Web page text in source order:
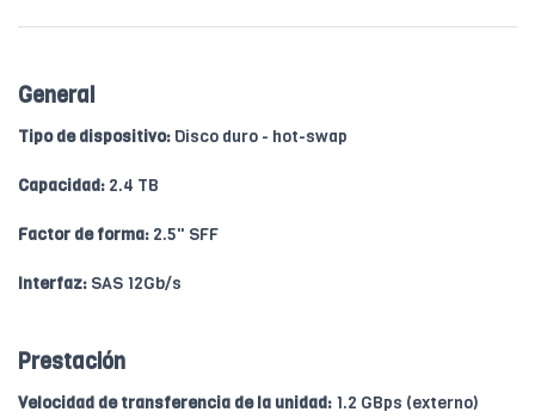
General
Tipo de dispositivo: Disco duro - hot-swap
Capacidad: 2.4 TB
Factor de forma: 2.5" SFF
Interfaz: SAS 12Gb/s
Prestación
Velocidad de transferencia de la unidad: 1.2 GBps (externo)